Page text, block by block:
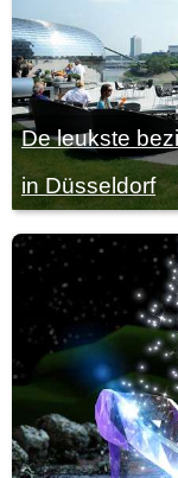
De leukste
in Düsseldorf